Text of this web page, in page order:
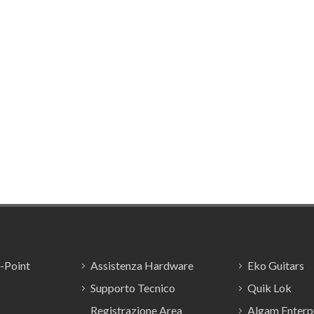
Point
Assistenza Hardware
Supporto Tecnico
Registrazione Area
Eko Guitars
Quik Lok
Algam